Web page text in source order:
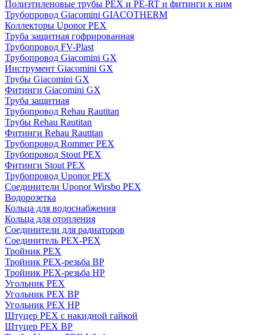
Полиэтиленовые трубы PEX и PE-RT и фитинги к ним
Трубопровод Giacomini GIACOTHERM
Коллекторы Uponor PEX
Труба защитная гофрированная
Трубопровод FV-Plast
Трубопровод Giacomini GX
Инструмент Giacomini GX
Трубы Giacomini GX
Фитинги Giacomini GX
Труба защитная
Трубопровод Rehau Rautitan
Трубы Rehau Rautitan
Фитинги Rehau Rautitan
Трубопровод Rommer PEX
Трубопровод Stout PEX
Фитинги Stout PEX
Трубопровод Uponor PEX
Соединители Uponor Wirsbo PEX
Водорозетка
Кольца для водоснабжения
Кольца для отопления
Соединители для радиаторов
Соединитель PEX-PEX
Тройник PEX
Тройник PEX-резьба ВР
Тройник PEX-резьба НР
Угольник PEX
Угольник PEX ВР
Угольник PEX НР
Штуцер PEX c накидной гайкой
Штуцер PEX ВР